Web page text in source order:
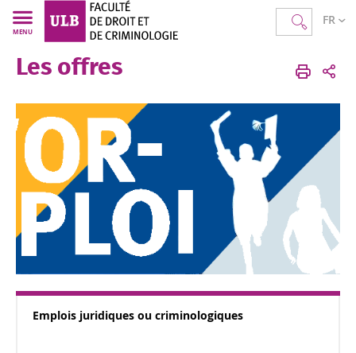
FR
MENU
Faculté Droit Criminologie
Les offres
Emplois juridiques ou criminologiques